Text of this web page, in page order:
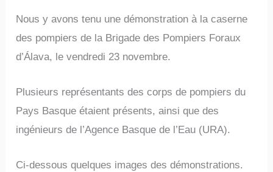
Nous y avons tenu une démonstration à la caserne
des pompiers de la Brigade des Pompiers Foraux
d’Álava, le vendredi 23 novembre.
Plusieurs représentants des corps de pompiers du
Pays Basque étaient présents, ainsi que des
ingénieurs de l’Agence Basque de l’Eau (URA).
Ci-dessous quelques images des démonstrations.